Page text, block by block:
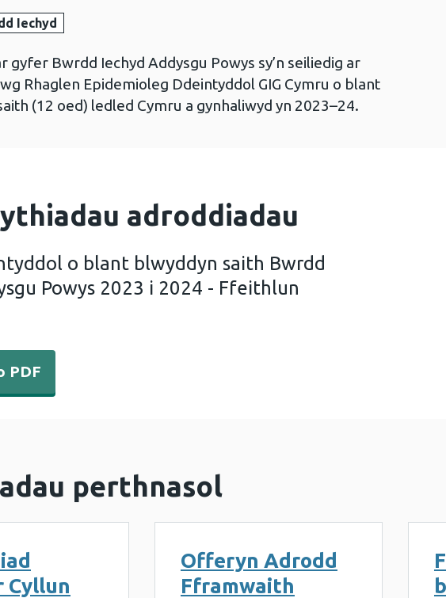
Iechyd
gyfer Bwrdd Iechyd Addysgu Powys sy’n seiliedig ar
Rhaglen Epidemioleg Ddeintyddol GIG Cymru o blant
(12 oed) ledled Cymru a gynhaliwyd yn 2023–24.
adroddiadau
o blant blwyddyn saith Bwrdd
Powys 2023 i 2024 - Ffeithlun
- Arolwg deintyddol o blant blwyddyn saith Bwrdd Iechyd
PDF
perthnasol
Cyllun
Offeryn Adrodd
Fframwaith